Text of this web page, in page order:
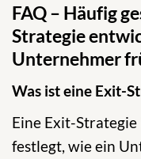
FAQ – Häufig
Strategie
Unternehmer
Was ist eine Exit-
Eine Exit-
festlegt, wie ein